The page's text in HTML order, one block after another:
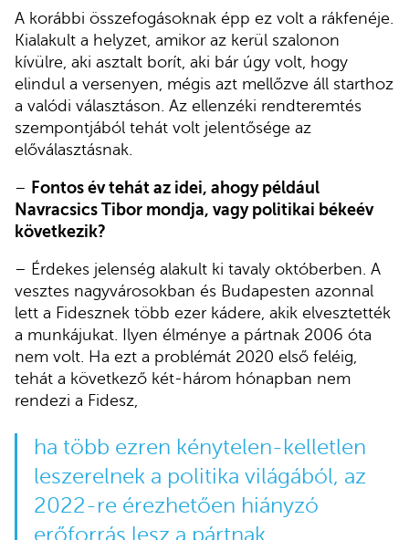
A korábbi összefogásoknak épp ez volt a rákfenéje.
Kialakult a helyzet, amikor az kerül szalonon
kívülre, aki asztalt borít, aki bár úgy volt, hogy
elindul a versenyen, mégis azt mellőzve áll starthoz
a valódi választáson. Az ellenzéki rendteremtés
szempontjából tehát volt jelentősége az
előválasztásnak.
– Fontos év tehát az idei, ahogy például
Navracsics Tibor mondja, vagy politikai békeév
következik?
– Érdekes jelenség alakult ki tavaly októberben. A
vesztes nagyvárosokban és Budapesten azonnal
lett a Fidesznek több ezer kádere, akik elvesztették
a munkájukat. Ilyen élménye a pártnak 2006 óta
nem volt. Ha ezt a problémát 2020 első feléig,
tehát a következő két-három hónapban nem
rendezi a Fidesz,
ha több ezren kénytelen-kelletlen
leszerelnek a politika világából, az
2022-re érezhetően hiányzó